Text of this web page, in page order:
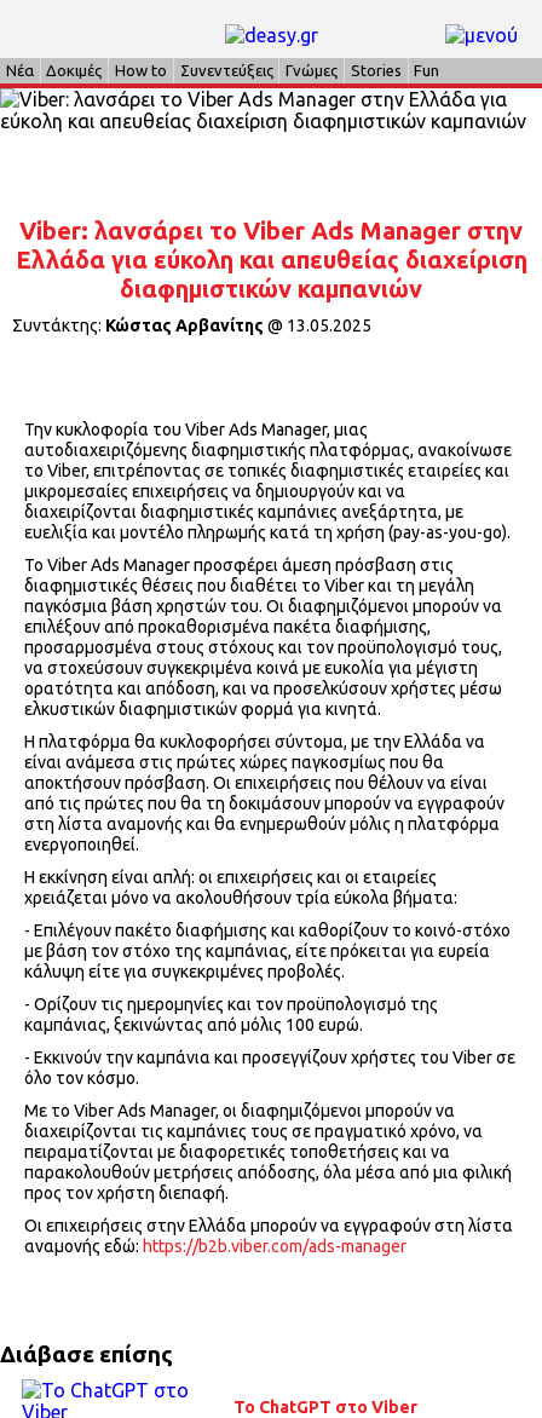
Νέα Δοκιμές How to Συνεντεύξεις Γνώμες Stories Fun
Viber: λανσάρει το Viber Ads Manager στην
Ελλάδα για εύκολη και απευθείας διαχείριση
διαφημιστικών καμπανιών
Συντάκτης: Κώστας Αρβανίτης @ 13.05.2025
Την κυκλοφορία του Viber Ads Manager, μιας
αυτοδιαχειριζόμενης διαφημιστικής πλατφόρμας, ανακοίνωσε
το Viber, επιτρέποντας σε τοπικές διαφημιστικές εταιρείες και
μικρομεσαίες επιχειρήσεις να δημιουργούν και να
διαχειρίζονται διαφημιστικές καμπάνιες ανεξάρτητα, με
ευελιξία και μοντέλο πληρωμής κατά τη χρήση (pay-as-you-go).
Το Viber Ads Manager προσφέρει άμεση πρόσβαση στις
διαφημιστικές θέσεις που διαθέτει το Viber και τη μεγάλη
παγκόσμια βάση χρηστών του. Οι διαφημιζόμενοι μπορούν να
επιλέξουν από προκαθορισμένα πακέτα διαφήμισης,
προσαρμοσμένα στους στόχους και τον προϋπολογισμό τους,
να στοχεύσουν συγκεκριμένα κοινά με ευκολία για μέγιστη
ορατότητα και απόδοση, και να προσελκύσουν χρήστες μέσω
ελκυστικών διαφημιστικών φορμά για κινητά.
Η πλατφόρμα θα κυκλοφορήσει σύντομα, με την Ελλάδα να
είναι ανάμεσα στις πρώτες χώρες παγκοσμίως που θα
αποκτήσουν πρόσβαση. Οι επιχειρήσεις που θέλουν να είναι
από τις πρώτες που θα τη δοκιμάσουν μπορούν να εγγραφούν
στη λίστα αναμονής και θα ενημερωθούν μόλις η πλατφόρμα
ενεργοποιηθεί.
Η εκκίνηση είναι απλή: οι επιχειρήσεις και οι εταιρείες
χρειάζεται μόνο να ακολουθήσουν τρία εύκολα βήματα:
- Επιλέγουν πακέτο διαφήμισης και καθορίζουν το κοινό-στόχο
με βάση τον στόχο της καμπάνιας, είτε πρόκειται για ευρεία
κάλυψη είτε για συγκεκριμένες προβολές.
- Ορίζουν τις ημερομηνίες και τον προϋπολογισμό της
καμπάνιας, ξεκινώντας από μόλις 100 ευρώ.
- Εκκινούν την καμπάνια και προσεγγίζουν χρήστες του Viber σε
όλο τον κόσμο.
Με το Viber Ads Manager, οι διαφημιζόμενοι μπορούν να
διαχειρίζονται τις καμπάνιες τους σε πραγματικό χρόνο, να
πειραματίζονται με διαφορετικές τοποθετήσεις και να
παρακολουθούν μετρήσεις απόδοσης, όλα μέσα από μια φιλική
προς τον χρήστη διεπαφή.
Οι επιχειρήσεις στην Ελλάδα μπορούν να εγγραφούν στη λίστα
αναμονής εδώ: https://b2b.viber.com/ads-manager
Διάβασε επίσης
Το ChatGPT στο Viber